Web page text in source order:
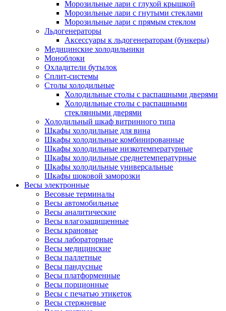
Морозильные лари с глухой крышкой
Морозильные лари с гнутыми стеклами
Морозильные лари с прямым стеклом
Льдогенераторы
Аксессуары к льдогенераторам (бункеры)
Медицинские холодильники
Моноблоки
Охладители бутылок
Сплит-системы
Столы холодильные
Холодильные столы с распашными дверями
Холодильные столы с распашными
стеклянными дверями
Холодильный шкаф витринного типа
Шкафы холодильные для вина
Шкафы холодильные комбинированные
Шкафы холодильные низкотемпературные
Шкафы холодильные среднетемпературные
Шкафы холодильные универсальные
Шкафы шоковой заморозки
Весы электронные
Весовые терминалы
Весы автомобильные
Весы аналитические
Весы влагозащищенные
Весы крановые
Весы лабораторные
Весы медицинские
Весы паллетные
Весы пандусные
Весы платформенные
Весы порционные
Весы с печатью этикеток
Весы стержневые